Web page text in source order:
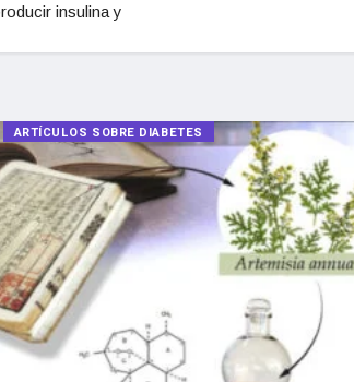
insulina y
ARTÍCULOS SOBRE DIABETES